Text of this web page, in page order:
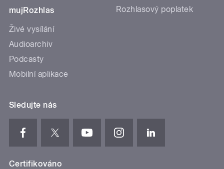
mujRozhlas
Živé vysílání
Audioarchiv
Podcasty
Mobilní aplikace
Rozhlasový poplatek
Sledujte nás
Certifikováno